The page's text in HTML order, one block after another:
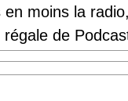
en moins la
de